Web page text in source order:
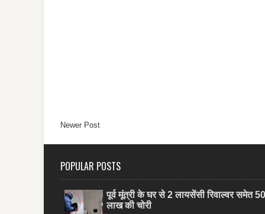
Newer Post
POPULAR POSTS
पूर्व मूंत्री के घर से 2 लायसेंसी रिवाल्वर समेत 50
लाख की चोरी